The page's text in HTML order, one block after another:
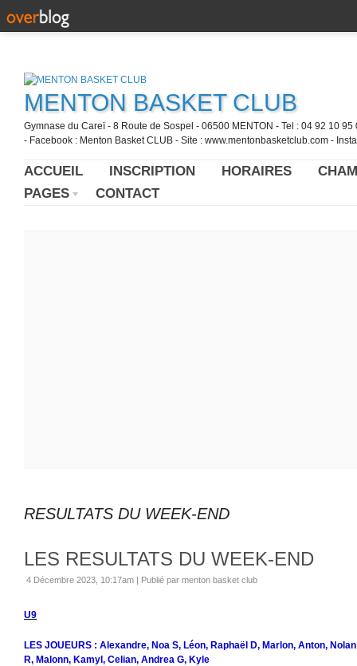
MENTON BASKET CLUB
Gymnase du Careï - 8 Route de Sospel - 06500 MENTON - Tel : 04 92 10
- Facebook : Menton Basket CLUB - Site : www.mentonbasketclub.com -
ACCUEIL INSCRIPTION HORAIRES
PAGES
CONTACT
RESULTATS DU WEEK-END
LES RESULTATS DU WEEK-END
4 Décembre 2023, 10:17am | Publié par menton basket club
U9
LES JOUEURS : Alexandre, Noa S, Léon, Raphaël D, Marlon, Anton, Nolan
R, Malonn, Kamyl, Celian, Andrea G, Kyle